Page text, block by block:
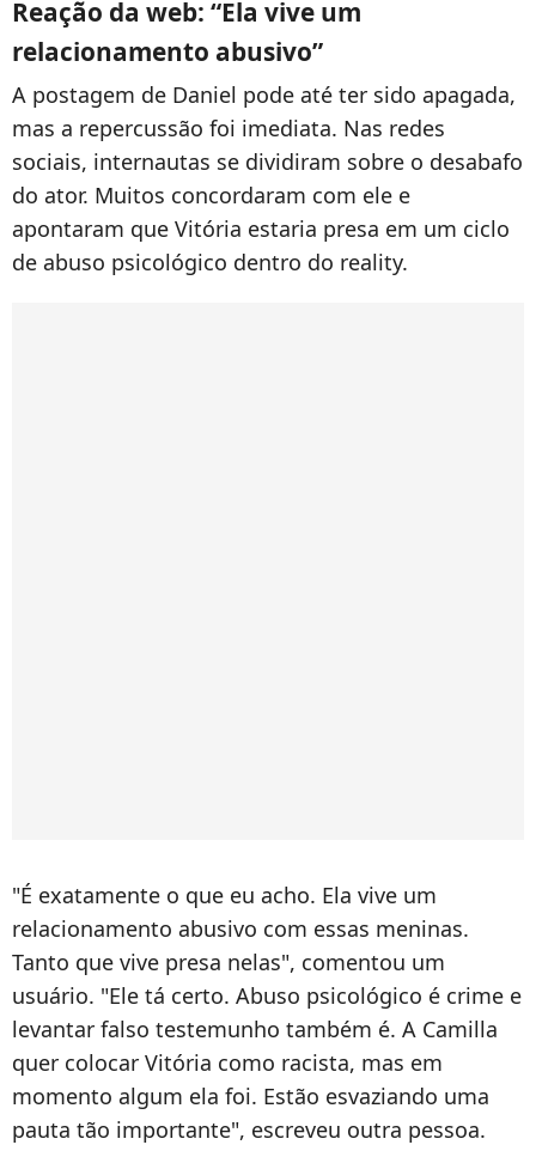
Reação da web: “Ela vive um
relacionamento abusivo”
A postagem de Daniel pode até ter sido apagada,
mas a repercussão foi imediata. Nas redes
sociais, internautas se dividiram sobre o desabafo
do ator. Muitos concordaram com ele e
apontaram que Vitória estaria presa em um ciclo
de abuso psicológico dentro do reality.
"É exatamente o que eu acho. Ela vive um
relacionamento abusivo com essas meninas.
Tanto que vive presa nelas", comentou um
usuário. "Ele tá certo. Abuso psicológico é crime e
levantar falso testemunho também é. A Camilla
quer colocar Vitória como racista, mas em
momento algum ela foi. Estão esvaziando uma
pauta tão importante", escreveu outra pessoa.